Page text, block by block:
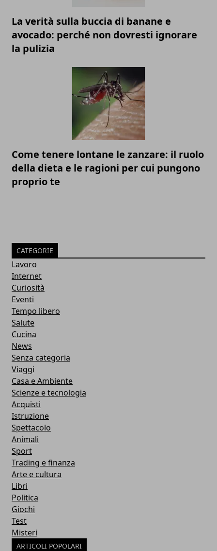
La verità sulla buccia di banane e
avocado: perché non dovresti ignorare
la pulizia
Come tenere lontane le zanzare: il ruolo
della dieta e le ragioni per cui pungono
proprio te
CATEGORIE
Lavoro
Internet
Curiosità
Eventi
Tempo libero
Salute
Cucina
News
Senza categoria
Viaggi
Casa e Ambiente
Scienze e tecnologia
Acquisti
Istruzione
Spettacolo
Animali
Sport
Trading e finanza
Arte e cultura
Libri
Politica
Giochi
Test
Misteri
ARTICOLI POPOLARI